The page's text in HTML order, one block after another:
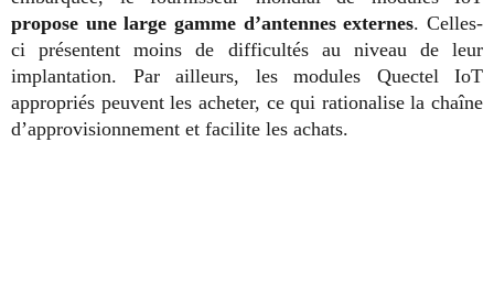
propose une large gamme d’antennes externes. Celles-
ci présentent moins de difficultés au niveau de leur
implantation. Par ailleurs, les modules Quectel IoT
appropriés peuvent les acheter, ce qui rationalise la chaîne
d’approvisionnement et facilite les achats.